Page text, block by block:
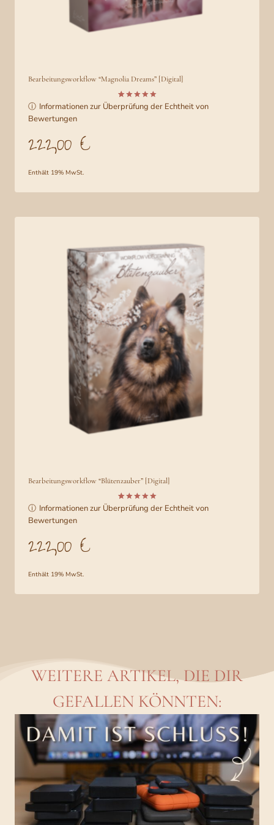
Bearbeitungsworkflow “Magnolia Dreams” [Digital]
Bewertet
mit
5.00
4
ⓘ Informationen zur Überprüfung der Echtheit von
Bewertungen
222,00€
Enthält 19% MwSt.
Bearbeitungsworkflow “Blütenzauber” [Digital]
Bewertet
mit
5.00
7
ⓘ Informationen zur Überprüfung der Echtheit von
Bewertungen
222,00€
Enthält 19% MwSt.
WEITERE ARTIKEL, DIE DIR
GEFALLEN KÖNNTEN: